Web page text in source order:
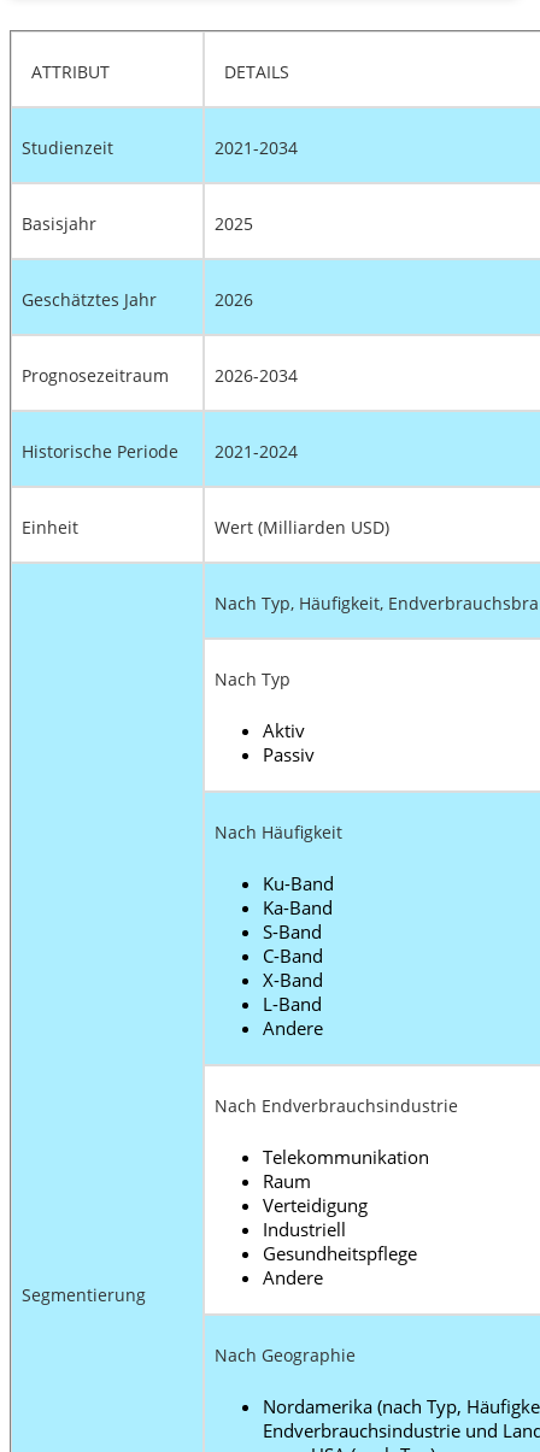
ATTRIBUT DETAILS
Studienzeit 2021-2034
Basisjahr 2025
Geschätztes Jahr 2026
Prognosezeitraum 2026-2034
Historische Periode 2021-2024
Einheit Wert (Milliarden USD)
Segmentierung
Nach Typ, Häufigkeit,
Nach Typ
Aktiv
Passiv
Nach Häufigkeit
Ku-Band
Ka-Band
S-Band
C-Band
X-Band
L-Band
Andere
Nach Endverbrauchsindustrie
Telekommunikation
Raum
Verteidigung
Industriell
Gesundheitspflege
Andere
Nach Geographie
Nordamerika (nach Typ,
Endverbrauchsindustrie und